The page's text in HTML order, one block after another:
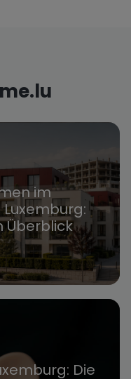
im
Überblick
Die